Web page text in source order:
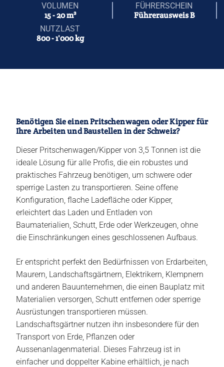
VOLUMEN
15 - 20 m³
FÜHRERSCHEIN
Führerausweis B
NUTZLAST
800 - 1'000 kg
Benötigen Sie einen Pritschenwagen oder Kipper für
Ihre Arbeiten und Baustellen in der Schweiz?
Dieser Pritschenwagen/Kipper von 3,5 Tonnen ist die
ideale Lösung für alle Profis, die ein robustes und
praktisches Fahrzeug benötigen, um schwere oder
sperrige Lasten zu transportieren. Seine offene
Konfiguration, flache Ladefläche oder Kipper,
erleichtert das Laden und Entladen von
Baumaterialien, Schutt, Erde oder Werkzeugen, ohne
die Einschränkungen eines geschlossenen Aufbaus.
Er entspricht perfekt den Bedürfnissen von Erdarbeiten,
Maurern, Landschaftsgärtnern, Elektrikern, Klempnern
und anderen Bauunternehmen, die einen Bauplatz mit
Materialien versorgen, Schutt entfernen oder sperrige
Ausrüstungen transportieren müssen.
Landschaftsgärtner nutzen ihn insbesondere für den
Transport von Erde, Pflanzen oder
Aussenanlagenmaterial. Dieses Fahrzeug ist in
einfacher und doppelter Kabine erhältlich, je nach